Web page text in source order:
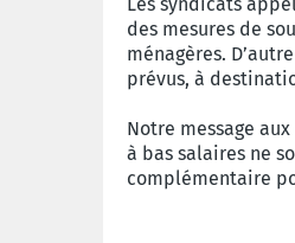
des mesures de
ménagères.
prévus, à
Notre message
à bas salaires ne
complémentaire